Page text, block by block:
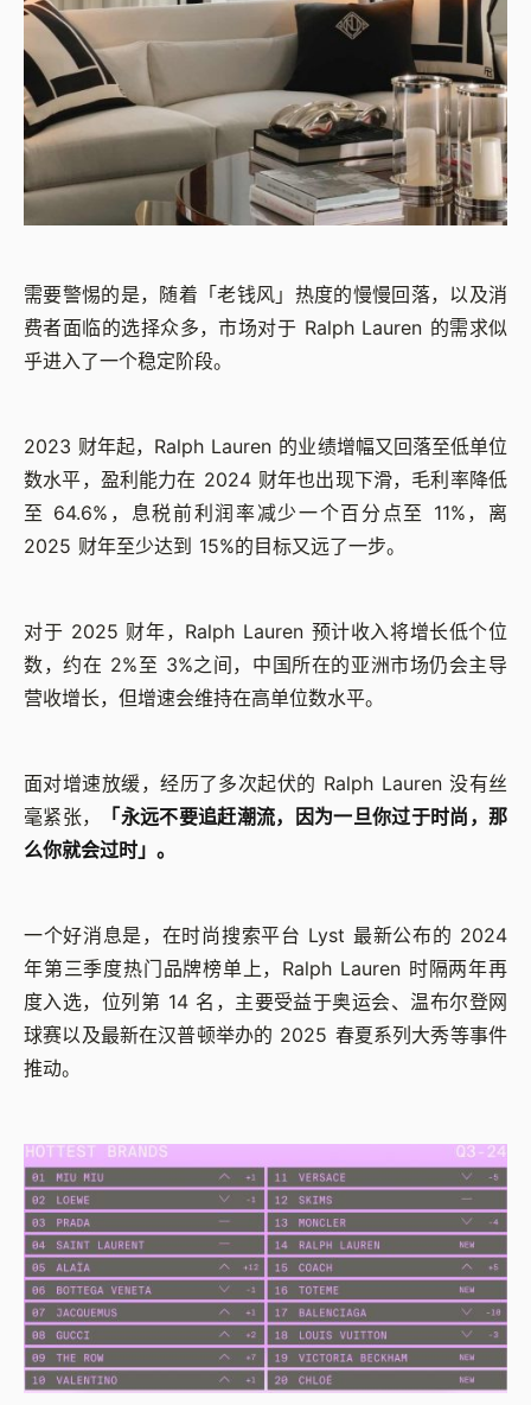
需要警惕的是，随着「老钱风」热度的慢慢回落，以及消
费者面临的选择众多，市场对于 Ralph Lauren 的需求似
乎进入了一个稳定阶段。
2023 财年起，Ralph Lauren 的业绩增幅又回落至低单位
数水平，盈利能力在 2024 财年也出现下滑，毛利率降低
至 64.6%，息税前利润率减少一个百分点至 11%，离
2025 财年至少达到 15%的目标又远了一步。
对于 2025 财年，Ralph Lauren 预计收入将增长低个位
数，约在 2%至 3%之间，中国所在的亚洲市场仍会主导
营收增长，但增速会维持在高单位数水平。
面对增速放缓，经历了多次起伏的 Ralph Lauren 没有丝
毫紧张，
「永远不要追赶潮流，因为一旦你过于时尚，那
么你就会过时」。
一个好消息是，在时尚搜索平台 Lyst 最新公布的 2024
年第三季度热门品牌榜单上，Ralph Lauren 时隔两年再
度入选，位列第 14 名，主要受益于奥运会、温布尔登网
球赛以及最新在汉普顿举办的 2025 春夏系列大秀等事件
推动。